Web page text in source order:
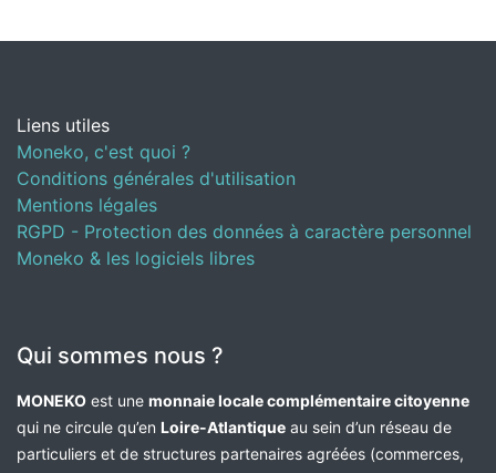
Liens utiles
Moneko, c'est quoi ?
Conditions générales d'utilisation
Mentions légales
RGPD - Protection des données à caractère personnel
Moneko & les logiciels libres
Qui sommes nous ?
MONEKO est une monnaie locale complémentaire citoyenne
qui ne circule qu’en Loire-Atlantique au sein d’un réseau de
particuliers et de structures partenaires agréées (commerces,